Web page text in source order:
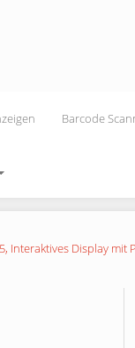
Barcode
Interaktives Display mit